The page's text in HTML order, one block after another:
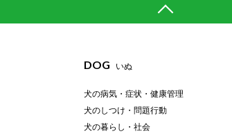
DOG いぬ
犬の病気・症状・健康管理
犬のしつけ・問題行動
犬の暮らし・社会